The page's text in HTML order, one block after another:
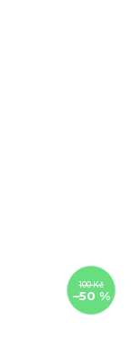
100 Kč
–50 %